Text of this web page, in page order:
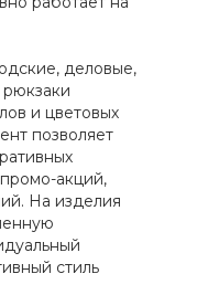
деловые,
и цветовых
позволяет
акций,
На изделия
стиль